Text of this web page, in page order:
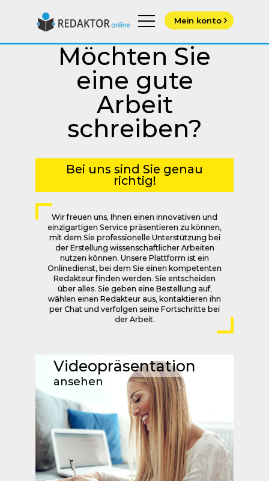
MenuMein konto
Möchten Sie
eine gute
Arbeit
schreiben?
Bei uns sind Sie genau
richtig!
Wir freuen uns, Ihnen einen innovativen und
einzigartigen Service präsentieren zu können,
mit dem Sie professionelle Unterstützung bei
der Erstellung wissenschaftlicher Arbeiten
nutzen können. Unsere Plattform ist ein
Onlinedienst, bei dem Sie einen kompetenten
Redakteur finden werden. Sie entscheiden
über alles. Sie geben eine Bestellung auf,
wählen einen Redakteur aus, kontaktieren ihn
per Chat und verfolgen seine Fortschritte bei
der Arbeit.
Videopräsentation
ansehen